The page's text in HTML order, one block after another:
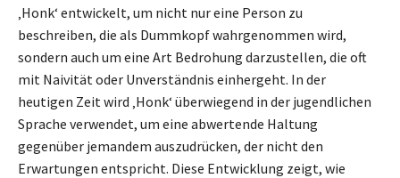
‚Honk‘ entwickelt, um nicht nur eine Person zu
beschreiben, die als Dummkopf wahrgenommen wird,
sondern auch um eine Art Bedrohung darzustellen, die oft
mit Naivität oder Unverständnis einhergeht. In der
heutigen Zeit wird ‚Honk‘ überwiegend in der jugendlichen
Sprache verwendet, um eine abwertende Haltung
gegenüber jemandem auszudrücken, der nicht den
Erwartungen entspricht. Diese Entwicklung zeigt, wie